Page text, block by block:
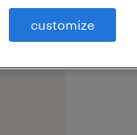
customize